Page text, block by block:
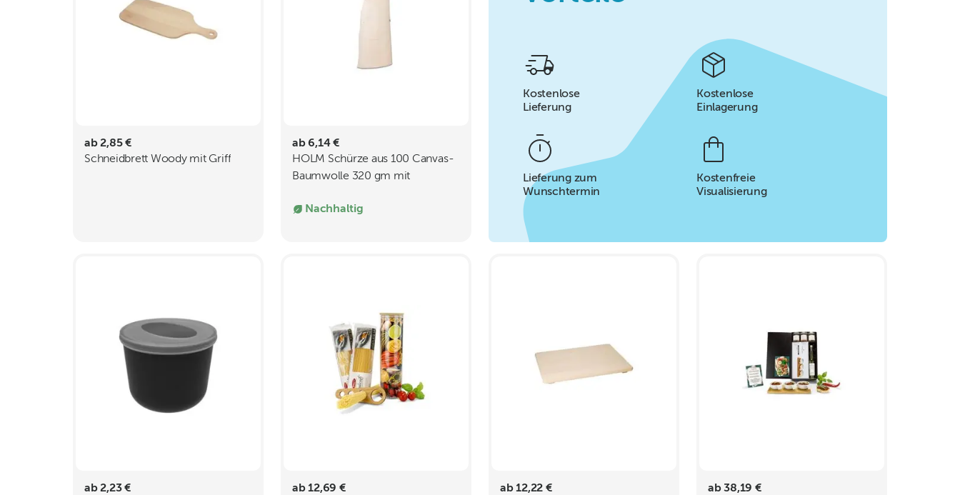
ab 2,85 €
Schneidbrett Woody mit Griff
ab 6,14 €
HOLM Schürze aus 100 Canvas-
Baumwolle 320 gm mit
Nachhaltig
Kostenlose
Lieferung
Kostenlose
Einlagerung
Lieferung zum
Wunschtermin
Kostenfreie
Visualisierung
ab 2,23 €
ab 12,69 €
ab 12,22 €
ab 38,19 €